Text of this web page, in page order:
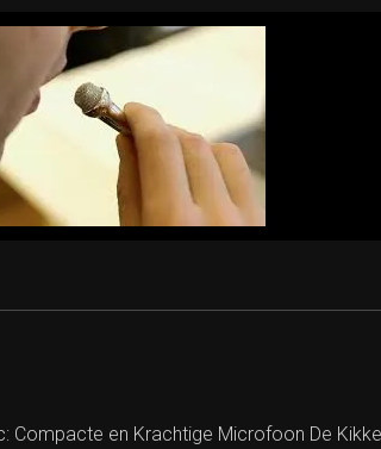
Compacte en Krachtige Microfoon De